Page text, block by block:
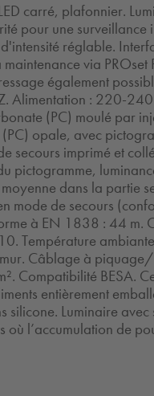
carré, plafonnier.
pour une
réglable.
via PROset
également
Alimentation : 220-
(PC) moulé par
opale, avec
secours imprimé et
pictogramme,
dans la partie
mode de secours
à EN 1838 : 44 m.
Température
Câblage à
Compatibilité BESA.
entièrement
silicone. Luminaire
où l’accumulation de